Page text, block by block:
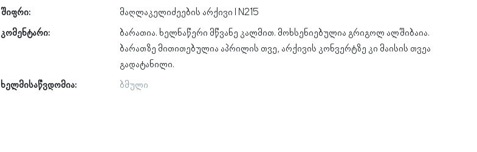
შიფრი:
მაღლაკელიძეების არქივი I N215
კომენტარი:
ბარათია. ხელნაწერი მწვანე კალმით. მოხსენიებულია გრიგოლ ალშიბაია.
ბარათზე მითითებულია აპრილის თვე, არქივის კონვერტზე კი მაისის თვეა
გადატანილი.
ხელმისაწვდომია:
ბმული